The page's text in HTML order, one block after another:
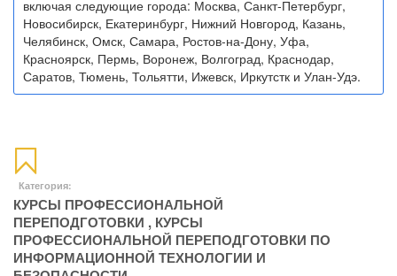
включая следующие города: Москва, Санкт-Петербург,
Новосибирск, Екатеринбург, Нижний Новгород, Казань,
Челябинск, Омск, Самара, Ростов-на-Дону, Уфа,
Красноярск, Пермь, Воронеж, Волгоград, Краснодар,
Саратов, Тюмень, Тольятти, Ижевск, Иркутстк и Улан-Удэ.
Категория:
КУРСЫ ПРОФЕССИОНАЛЬНОЙ
ПЕРЕПОДГОТОВКИ , КУРСЫ
ПРОФЕССИОНАЛЬНОЙ ПЕРЕПОДГОТОВКИ ПО
ИНФОРМАЦИОННОЙ ТЕХНОЛОГИИ И